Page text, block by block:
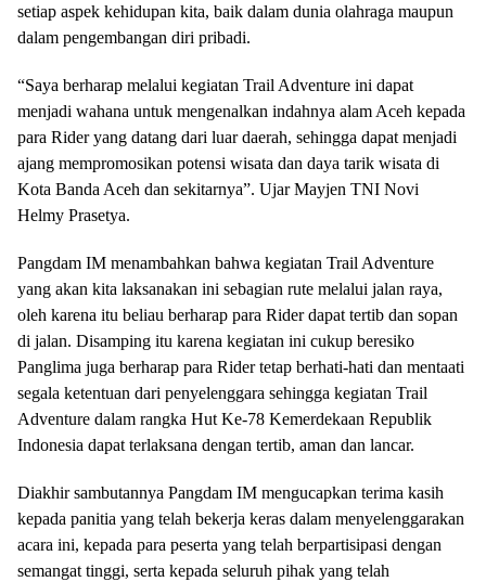
setiap aspek kehidupan kita, baik dalam dunia olahraga maupun
dalam pengembangan diri pribadi.
“Saya berharap melalui kegiatan Trail Adventure ini dapat
menjadi wahana untuk mengenalkan indahnya alam Aceh kepada
para Rider yang datang dari luar daerah, sehingga dapat menjadi
ajang mempromosikan potensi wisata dan daya tarik wisata di
Kota Banda Aceh dan sekitarnya”. Ujar Mayjen TNI Novi
Helmy Prasetya.
Pangdam IM menambahkan bahwa kegiatan Trail Adventure
yang akan kita laksanakan ini sebagian rute melalui jalan raya,
oleh karena itu beliau berharap para Rider dapat tertib dan sopan
di jalan. Disamping itu karena kegiatan ini cukup beresiko
Panglima juga berharap para Rider tetap berhati-hati dan mentaati
segala ketentuan dari penyelenggara sehingga kegiatan Trail
Adventure dalam rangka Hut Ke-78 Kemerdekaan Republik
Indonesia dapat terlaksana dengan tertib, aman dan lancar.
Diakhir sambutannya Pangdam IM mengucapkan terima kasih
kepada panitia yang telah bekerja keras dalam menyelenggarakan
acara ini, kepada para peserta yang telah berpartisipasi dengan
semangat tinggi, serta kepada seluruh pihak yang telah